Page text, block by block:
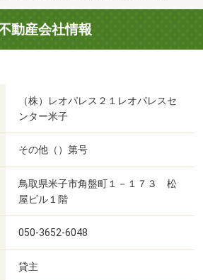
動産会社情報
（株）レオパレス２１レオパレスセ
ンター米子
その他（）第号
鳥取県米子市角盤町１－１７３ 松
屋ビル１階
050-3652-6048
貸主